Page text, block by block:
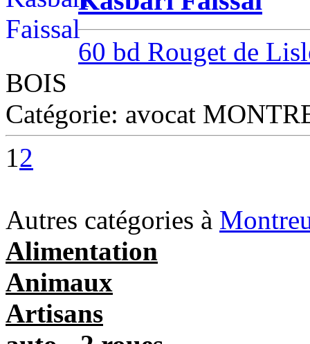
60 bd Rouget de
BOIS
Catégorie: avocat
12
Autres catégories à
Alimentation
Animaux
Artisans